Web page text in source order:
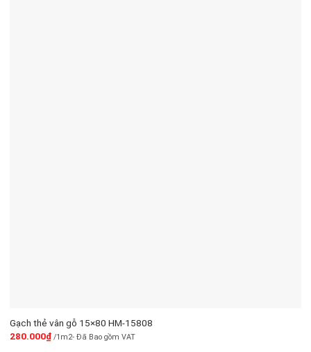
Gạch thẻ vân gỗ 15×80 HM-15808
280.000₫/1m2- Đã Bao gồm VAT